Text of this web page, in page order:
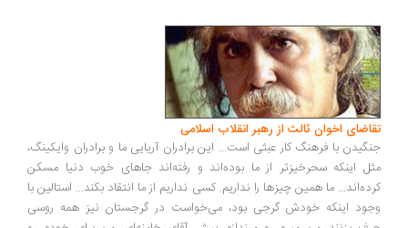
تقاضای اخوان ثالث از رهبر انقلاب اسلامی
جنگیدن با فرهنگ کار عبثی است... این برادران آریایی ما و برادران وایکینگ،
مثل اینکه سحرخیزتر از ما بوده‌اند و رفته‌اند جاهای خوب دنیا مسکن
کرده‌اند... ما همین چیزها را نداریم. کسی نداریم از ما انتقاد بکند... استالین با
وجود اینکه خودش گرجی بود، می‌خواست در گرجستان نیز همه روسی